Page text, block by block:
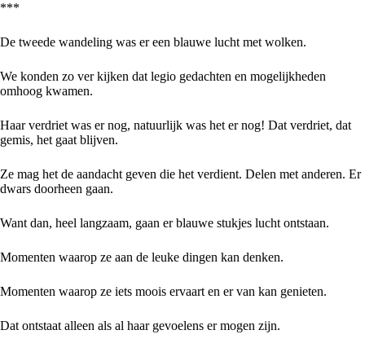
***
De tweede wandeling was er een blauwe lucht met wolken.
We konden zo ver kijken dat legio gedachten en mogelijkheden
omhoog kwamen.
Haar verdriet was er nog, natuurlijk was het er nog! Dat verdriet, dat
gemis, het gaat blijven.
Ze mag het de aandacht geven die het verdient. Delen met anderen. Er
dwars doorheen gaan.
Want dan, heel langzaam, gaan er blauwe stukjes lucht ontstaan.
Momenten waarop ze aan de leuke dingen kan denken.
Momenten waarop ze iets moois ervaart en er van kan genieten.
Dat ontstaat alleen als al haar gevoelens er mogen zijn.